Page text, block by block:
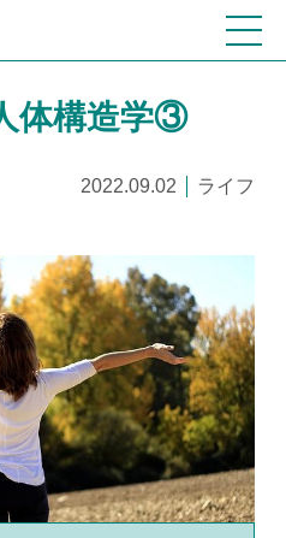
体構造学③
2022.09.02 ライフ